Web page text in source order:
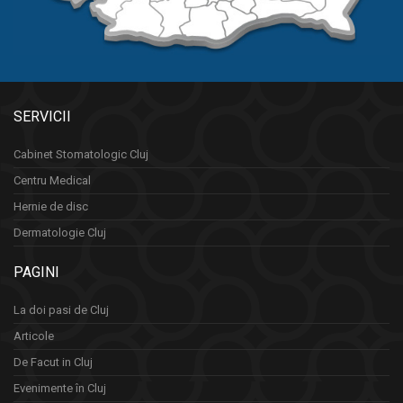
SERVICII
Cabinet Stomatologic Cluj
Centru Medical
Hernie de disc
Dermatologie Cluj
PAGINI
La doi pasi de Cluj
Articole
De Facut in Cluj
Evenimente în Cluj